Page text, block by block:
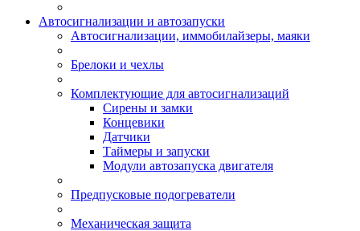
Автосигнализации и автозапуски
Автосигнализации, иммобилайзеры, маяки
Брелоки и чехлы
Комплектующие для автосигнализаций
Сирены и замки
Концевики
Датчики
Таймеры и запуски
Модули автозапуска двигателя
Предпусковые подогреватели
Механическая защита